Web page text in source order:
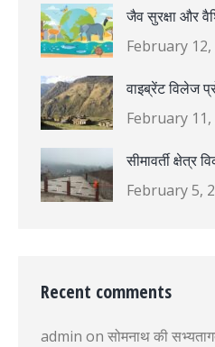
जैव सुरक्षा और
February 12,
वाइब्रेंट विलेज
February 11,
सीमावर्ती क्षेत्र
February 5,
Recent comments
admin on सोमनाथ की